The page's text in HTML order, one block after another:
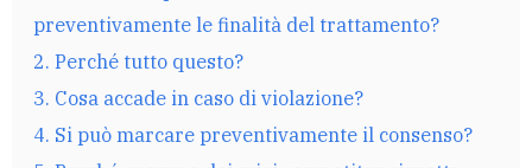
preventivamente le finalità del trattamento?
2. Perché tutto questo?
3. Cosa accade in caso di violazione?
4. Si può marcare preventivamente il consenso?